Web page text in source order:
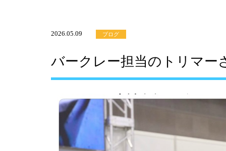
2026.05.09 ブログ
バークレー担当のトリマー